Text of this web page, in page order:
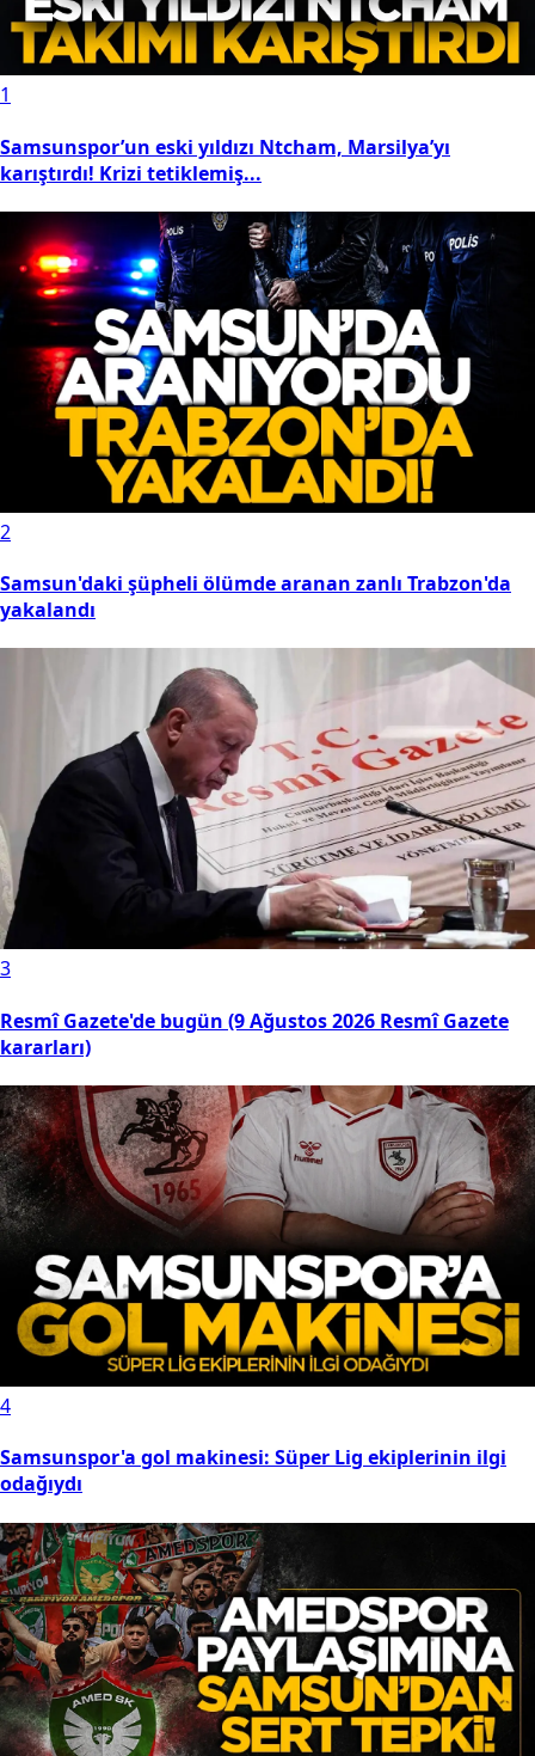
1
Samsunspor’un eski yıldızı Ntcham, Marsilya’yı
karıştırdı! Krizi tetiklemiş...
2
Samsun'daki şüpheli ölümde aranan zanlı Trabzon'da
yakalandı
3
Resmî Gazete'de bugün (9 Ağustos 2026 Resmî Gazete
kararları)
4
Samsunspor'a gol makinesi: Süper Lig ekiplerinin ilgi
odağıydı